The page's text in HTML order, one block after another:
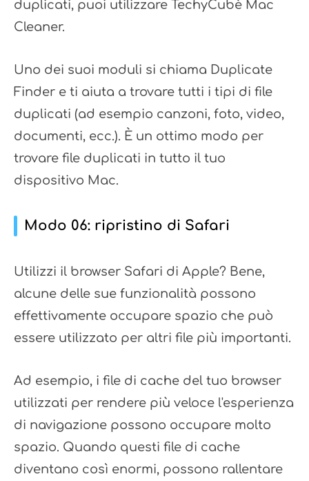
duplicati, puoi utilizzare TechyCubè Mac
Cleaner.
Uno dei suoi moduli si chiama Duplicate
Finder e ti aiuta a trovare tutti i tipi di file
duplicati (ad esempio canzoni, foto, video,
documenti, ecc.). È un ottimo modo per
trovare file duplicati in tutto il tuo
dispositivo Mac.
Modo 06: ripristino di Safari
Utilizzi il browser Safari di Apple? Bene,
alcune delle sue funzionalità possono
effettivamente occupare spazio che può
essere utilizzato per altri file più importanti.
Ad esempio, i file di cache del tuo browser
utilizzati per rendere più veloce l'esperienza
di navigazione possono occupare molto
spazio. Quando questi file di cache
diventano così enormi, possono rallentare